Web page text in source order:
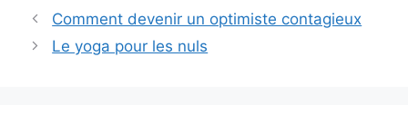
Comment devenir un optimiste contagieux
Le yoga pour les nuls